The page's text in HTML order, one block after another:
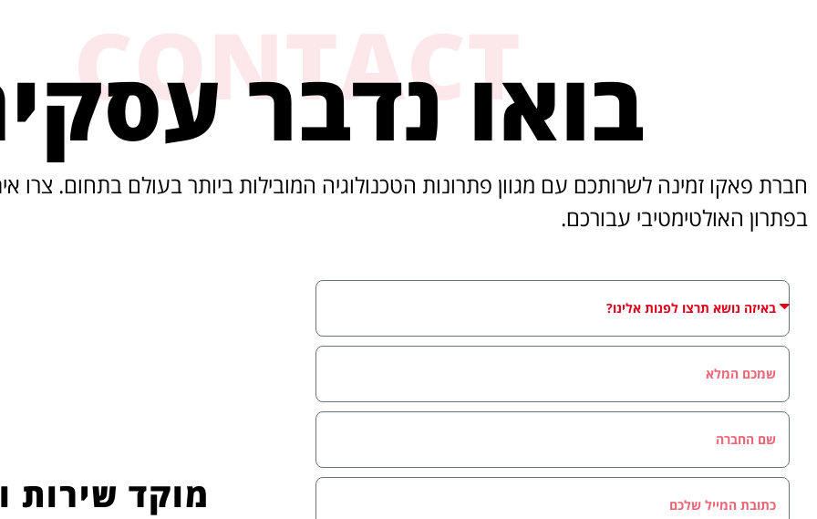
CONTACT
בואו נדבר
חברת פאקו זמינה לשרותכם עם מגוון פתרונות הטכנולוגיה המובילות ביותר בעולם בתחום. צרו
בפתרון האולטימטיבי עבורכם.
מוקד שירות